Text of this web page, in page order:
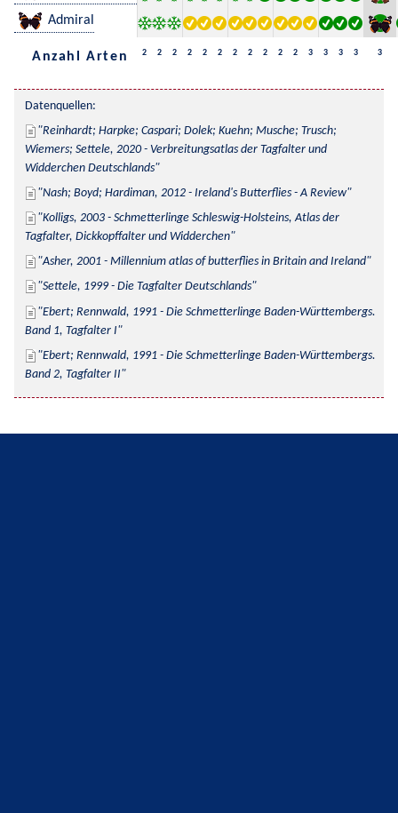
Admiral
Anzahl Arten 2 2 2 2 2 2 2 2 2 2 2 3 3 3 3 3
Datenquellen:
Reinhardt; Harpke; Caspari; Dolek; Kuehn; Musche; Trusch;
Wiemers; Settele, 2020 - Verbreitungsatlas der Tagfalter und
Widderchen Deutschlands
Nash; Boyd; Hardiman, 2012 - Ireland's Butterflies - A Review
Kolligs, 2003 - Schmetterlinge Schleswig-Holsteins, Atlas der
Tagfalter, Dickkopffalter und Widderchen
Asher, 2001 - Millennium atlas of butterflies in Britain and Ireland
Settele, 1999 - Die Tagfalter Deutschlands
Ebert; Rennwald, 1991 - Die Schmetterlinge Baden-Württembergs.
Band 1, Tagfalter I
Ebert; Rennwald, 1991 - Die Schmetterlinge Baden-Württembergs.
Band 2, Tagfalter II